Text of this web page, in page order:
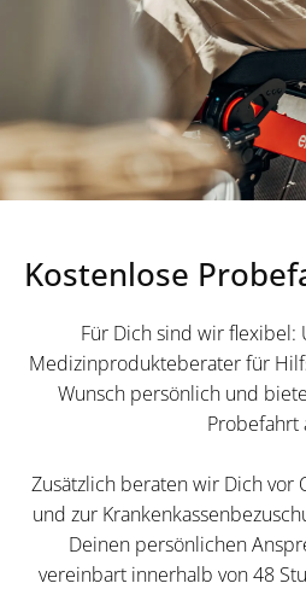
Kostenlose
Für Dich sind wir flexibel:
Medizinprodukteberater für
Wunsch persönlich und
Probefahrt
Zusätzlich beraten wir Dich vor
und zur
Deinen persönlichen
vereinbart innerhalb von 48